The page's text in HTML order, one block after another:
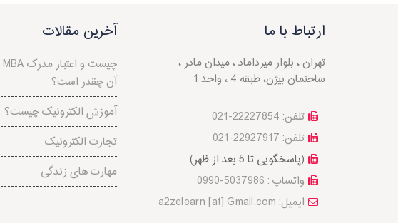
ارتباط با ما
تهران ، بلوار میرداماد ، میدان مادر ،
ساختمان بیژن، طبقه 4 ، واحد 1
تلفن: 22227854-021
تلفن: 22927917-021
(پاسخگویی تا 5 بعد از ظهر)
واتساپ : 5037986-0990
a2zelearn [at] Gmail.com :ایمیل
آخرین مقالات
آن چقدر است؟
آموزش الکترونیک چیست؟
تجارت الکترونیک
مهارت های زندگی